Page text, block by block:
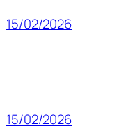
15/02/2026
15/02/2026